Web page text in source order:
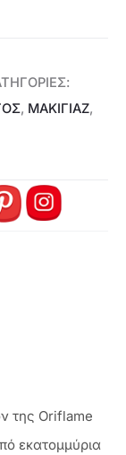
, ΜΑΚΙΓΙΑΖ,
της Oriflame
εκατομμύρια